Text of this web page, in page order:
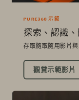
PURE360 示範
探索、認識、
存取隨取隨用影片與
觀賞示範影片